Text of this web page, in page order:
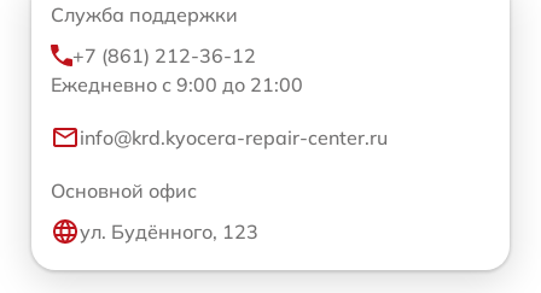
Служба поддержки
+7 (861) 212-36-12
Ежедневно с 9:00 до 21:00
info@krd.kyocera-repair-center.ru
Основной офис
ул. Будённого, 123